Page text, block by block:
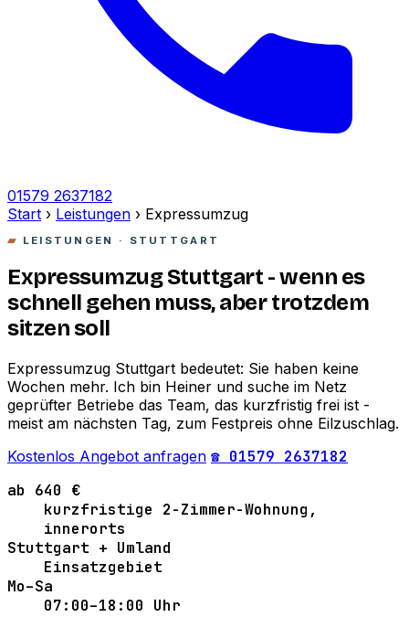
01579 2637182
Start › Leistungen › Expressumzug
LEISTUNGEN · STUTTGART
Expressumzug Stuttgart - wenn es
schnell gehen muss, aber trotzdem
sitzen soll
Expressumzug Stuttgart bedeutet: Sie haben keine
Wochen mehr. Ich bin Heiner und suche im Netz
geprüfter Betriebe das Team, das kurzfristig frei ist -
meist am nächsten Tag, zum Festpreis ohne Eilzuschlag.
Kostenlos Angebot anfragen ☎ 01579 2637182
ab 640 €
kurzfristige 2-Zimmer-Wohnung,
innerorts
Stuttgart + Umland
Einsatzgebiet
Mo–Sa
07:00–18:00 Uhr